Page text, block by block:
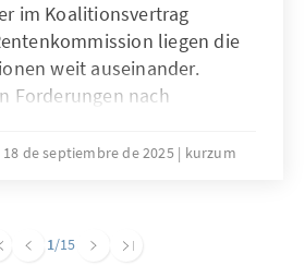
im Koalitionsvertrag
liegen die
weit auseinander.
Forderungen nach
abgelehnt. Eine
zwar weiter das Ziel sein,
18 de septiembre de 2025 kurzum
1/15